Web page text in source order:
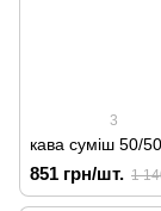
3
кава суміш 50/
851 грн/шт. 1